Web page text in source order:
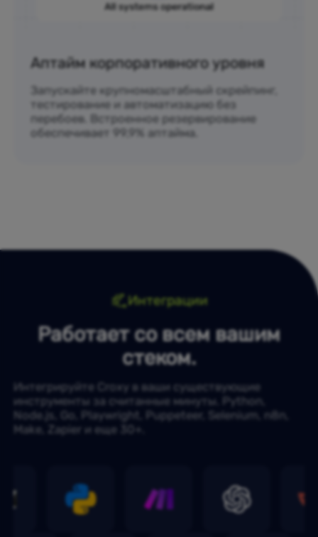
Аптайм корпоративного уровня
Запускайте крупномасштабный скрейпинг,
тестирование и автоматизацию без
перебоев. Встроенное резервирование
обеспечивает 99,9% аптайма.
Интеграции
Работает со всем вашим
стеком.
Интегрируйте Croxy в ваши существующие
инструменты за считанные минуты. Python,
Node.js, Go, Playwright, Puppeteer, Selenium, n8n,
Make, Zapier и еще 30+.